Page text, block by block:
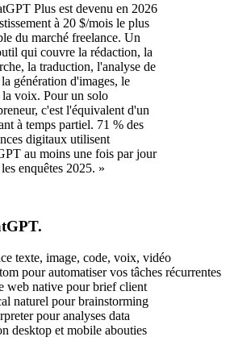
Plus est devenu en 2026
à 20 $/mois le plus
du marché freelance. Un
qui couvre la rédaction, la
la traduction, l'analyse de
génération d'images, le
la voix. Pour un solo
c'est l'équivalent d'un
à temps partiel. 71 % des
digitaux utilisent
au moins une fois par jour
enquêtes 2025. »
texte, image, code, voix, vidéo
pour automatiser vos tâches récurrentes
web native pour brief client
naturel pour brainstorming
pour analyses data
desktop et mobile abouties